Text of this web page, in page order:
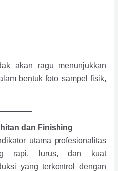
akan ragu menunjukkan
bentuk foto, sampel fisik,
dan Finishing
utama profesionalitas
rapi, lurus, dan kuat
yang terkontrol dengan